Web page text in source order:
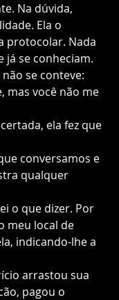
Na dúvida,
Ela o
protocolar. Nada
já se conheciam.
se conteve:
mas você não me
ela fez que
conversamos e
qualquer
o que dizer. Por
meu local de
indicando-lhe a
arrastou sua
pagou o